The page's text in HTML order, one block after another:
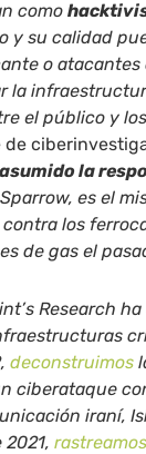
como
y su calidad
o atacantes
la
el público y
la
es el
los
de gas el
Research
deconstruimos
ciberataque
iraní,
2021,rastreamos